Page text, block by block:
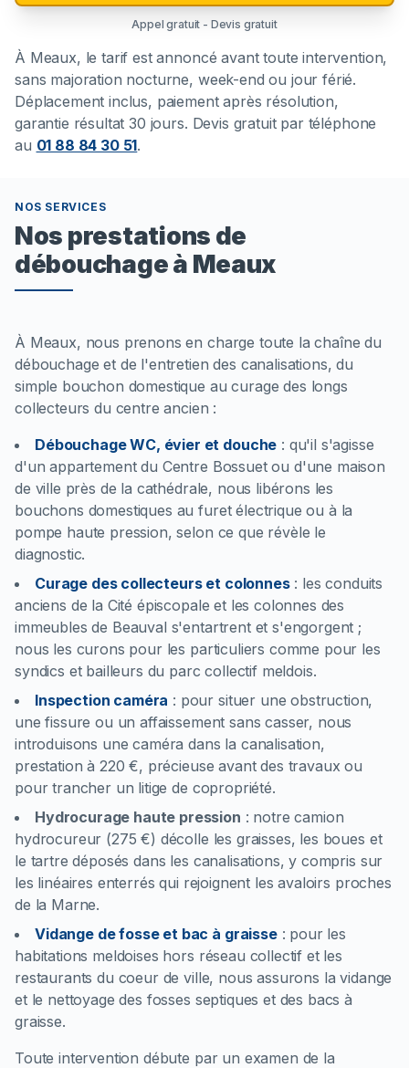
Appel gratuit - Devis gratuit
À Meaux, le tarif est annoncé avant toute intervention,
sans majoration nocturne, week-end ou jour férié.
Déplacement inclus, paiement après résolution,
garantie résultat 30 jours. Devis gratuit par téléphone
au 01 88 84 30 51.
NOS SERVICES
Nos prestations de
débouchage à Meaux
À Meaux, nous prenons en charge toute la chaîne du
débouchage et de l'entretien des canalisations, du
simple bouchon domestique au curage des longs
collecteurs du centre ancien :
Débouchage WC, évier et douche : qu'il s'agisse
d'un appartement du Centre Bossuet ou d'une maison
de ville près de la cathédrale, nous libérons les
bouchons domestiques au furet électrique ou à la
pompe haute pression, selon ce que révèle le
diagnostic.
Curage des collecteurs et colonnes: les conduits
anciens de la Cité épiscopale et les colonnes des
immeubles de Beauval s'entartrent et s'engorgent ;
nous les curons pour les particuliers comme pour les
syndics et bailleurs du parc collectif meldois.
Inspection caméra : pour situer une obstruction,
une fissure ou un affaissement sans casser, nous
introduisons une caméra dans la canalisation,
prestation à 220 €, précieuse avant des travaux ou
pour trancher un litige de copropriété.
Hydrocurage haute pression : notre camion
hydrocureur (275 €) décolle les graisses, les boues et
le tartre déposés dans les canalisations, y compris sur
les linéaires enterrés qui rejoignent les avaloirs proches
de la Marne.
Vidange de fosse et bac à graisse: pour les
habitations meldoises hors réseau collectif et les
restaurants du coeur de ville, nous assurons la vidange
et le nettoyage des fosses septiques et des bacs à
graisse.
Toute intervention débute par un examen de la